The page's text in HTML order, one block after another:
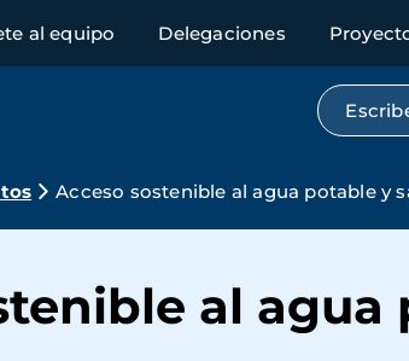
al equipo Delegaciones
Acceso sostenible al agua potable y
al